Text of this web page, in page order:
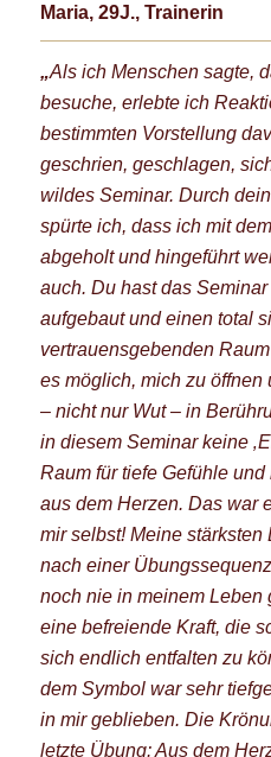
Maria, 29J., Trainerin
„Als ich Menschen sagte,
besuche, erlebte ich
bestimmten Vorstellung
geschrien, geschlagen,
wildes Seminar. Durch
spürte ich, dass ich mit
abgeholt und hingeführt
auch. Du hast das
aufgebaut und einen total
vertrauensgebenden
es möglich, mich zu
– nicht nur Wut – in
in diesem Seminar keine
Raum für tiefe Gefühle
aus dem Herzen. Das war
mir selbst! Meine stärksten
nach einer
noch nie in meinem Leben
eine befreiende Kraft, die
sich endlich entfalten zu
dem Symbol war sehr
in mir geblieben. Die
letzte Übung: Aus dem